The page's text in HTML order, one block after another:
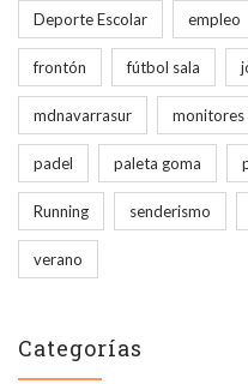
Deporte Escolar empleo
frontón fútbol sala
mdnavarrasur monitores
padel paleta goma
Running senderismo
verano
Categorías